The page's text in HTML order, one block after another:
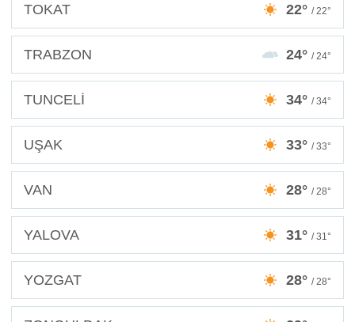
TOKAT 22° / 22°
TRABZON 24° / 24°
TUNCELİ 34° / 34°
UŞAK 33° / 33°
VAN 28° / 28°
YALOVA 31° / 31°
YOZGAT 28° / 28°